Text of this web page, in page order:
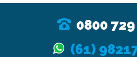
0800
(61)